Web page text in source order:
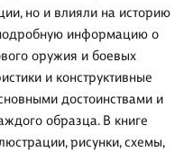
но и влияли на историю
информацию о
оружия и боевых
и конструктивные
достоинствами и
образца. В книге
рисунки, схемы,